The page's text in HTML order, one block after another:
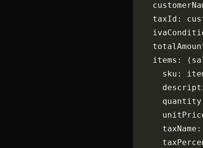
taxId:
items:
sku: